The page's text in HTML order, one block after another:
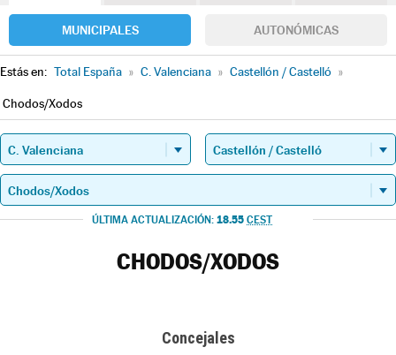
MUNICIPALES AUTONÓMICAS
Estás en: Total España » C. Valenciana » Castellón / Castelló »
Chodos/Xodos
ÚLTIMA ACTUALIZACIÓN: 18.55 CEST
CHODOS/XODOS
Concejales